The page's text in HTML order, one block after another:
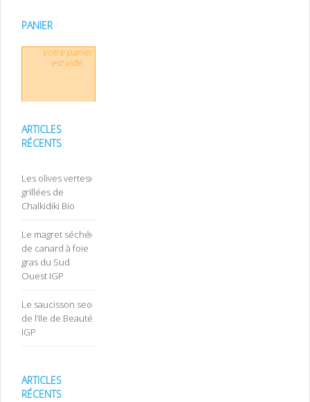
PANIER
Votre panier
est vide.
ARTICLES
RÉCENTS
Les olives vertes
grillées de
Chalkidiki Bio
Le magret séché
de canard à foie
gras du Sud
Ouest IGP
Le saucisson sec
de l’Ile de Beauté
IGP
ARTICLES
RÉCENTS